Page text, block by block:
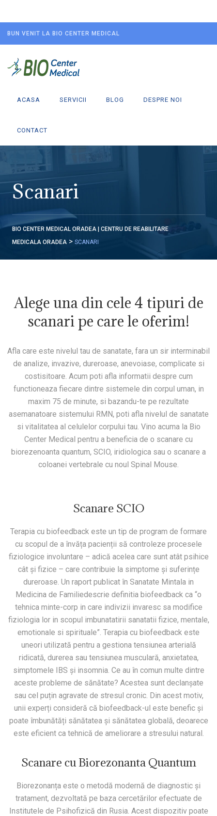
BUN VENIT LA BIO CENTER MEDICAL
ACASA SERVICII BLOG DESPRE NOI
CONTACT
Scanari
BIO CENTER MEDICAL ORADEA | CENTRU DE REABILITARE
MEDICALA ORADEA > SCANARI
Alege una din cele 4 tipuri de
scanari pe care le oferim!
Afla care este nivelul tau de sanatate, fara un sir interminabil
de analize, invazive, dureroase, anevoiase, complicate si
costisitoare. Acum poti afla informatii despre cum
functioneaza fiecare dintre sistemele din corpul uman, in
maxim 75 de minute, si bazandu-te pe rezultate
asemanatoare sistemului RMN, poti afla nivelul de sanatate
si vitalitatea al celulelor corpului tau. Vino acuma la Bio
Center Medical pentru a beneficia de o scanare cu
biorezenoanta quantum, SCIO, iridiologica sau o scanare a
coloanei vertebrale cu noul Spinal Mouse.
Scanare SCIO
Terapia cu biofeedback este un tip de program de formare
cu scopul de a învăța pacienții să controleze procesele
fiziologice involuntare – adică acelea care sunt atât psihice
cât și fizice – care contribuie la simptome și suferințe
dureroase. Un raport publicat în Sanatate Mintala in
Medicina de Familiedescrie definitia biofeedback ca “o
tehnica minte-corp in care indivizii invaresc sa modifice
fiziologia lor in scopul imbunatatirii sanatatii fizice, mentale,
emotionale si spirituale”. Terapia cu biofeedback este
uneori utilizată pentru a gestiona tensiunea arterială
ridicată, durerea sau tensiunea musculară, anxietatea,
simptomele IBS și insomnia. Ce au în comun multe dintre
aceste probleme de sănătate? Acestea sunt declanșate
sau cel puțin agravate de stresul cronic. Din acest motiv,
unii experți consideră că biofeedback-ul este benefic și
poate îmbunătăți sănătatea și sănătatea globală, deoarece
este eficient ca tehnică de ameliorare a stresului natural.
Scanare cu Biorezonanta Quantum
Biorezonanța este o metodă modernă de diagnostic și
tratament, dezvoltată pe baza cercetărilor efectuate de
Institutele de Psihofizică din Rusia. Acest dispozitiv poate